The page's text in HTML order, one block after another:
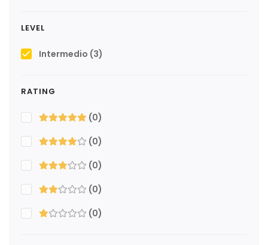
LEVEL
Intermedio (3)
RATING
(0)
(0)
(0)
(0)
(0)